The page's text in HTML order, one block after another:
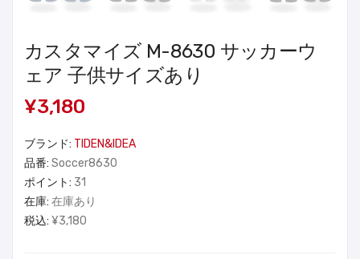
カスタマイズ M-8630 サッカーウ
ェア 子供サイズあり
¥3,180
ブランド: TIDEN&IDEA
品番: Soccer8630
ポイント: 31
在庫: 在庫あり
税込: ¥3,180